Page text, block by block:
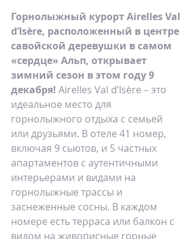
Горнолыжный курорт Airelles Val
d’Isère, расположенный в центре
савойской деревушки в самом
«сердце» Альп, открывает
зимний сезон в этом году 9
декабря! Airelles Val d’Isère – это
идеальное место для
горнолыжного отдыха с семьей
или друзьями. В отеле 41 номер,
включая 9 сьютов, и 5 частных
апартаментов с аутентичными
интерьерами и видами на
горнолыжные трассы и
заснеженные сосны. В каждом
номере есть терраса или балкон с
видом на живописные горные